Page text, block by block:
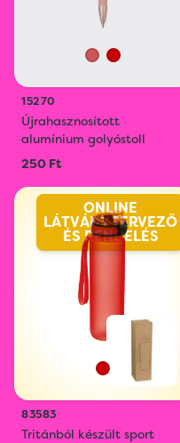
15270
Újrahasznosított
alumínium golyóstoll
250 Ft
ONLINE
LÁTVÁNYTERVEZŐ
ÉS RENDELÉS
83583
Tritánból készült sport